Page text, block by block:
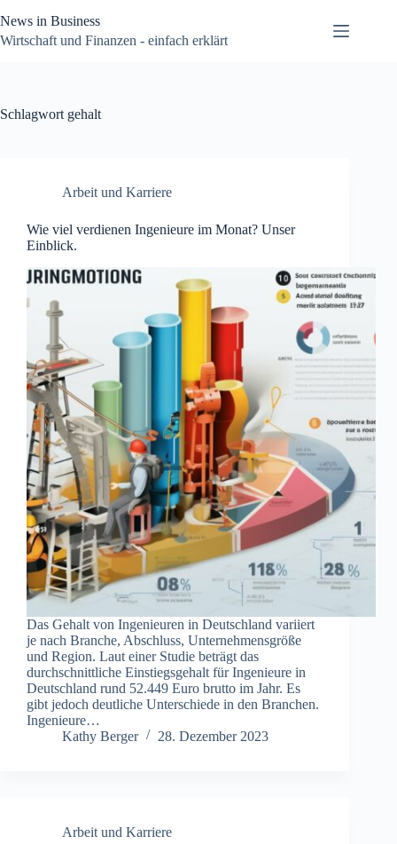
Inhalt
springen
News in Business
Wirtschaft und Finanzen - einfach erklärt
Schlagwort gehalt
Arbeit und Karriere
Wie viel verdienen Ingenieure im Monat? Unser
Einblick.
Das Gehalt von Ingenieuren in Deutschland variiert
je nach Branche, Abschluss, Unternehmensgröße
und Region. Laut einer Studie beträgt das
durchschnittliche Einstiegsgehalt für Ingenieure in
Deutschland rund 52.449 Euro brutto im Jahr. Es
gibt jedoch deutliche Unterschiede in den Branchen.
Ingenieure…
Kathy Berger
28. Dezember 2023
Arbeit und Karriere